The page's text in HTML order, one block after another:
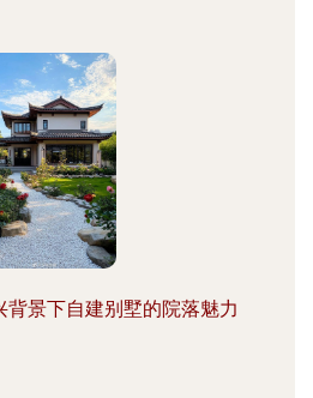
背景下自建别墅的院落魅力